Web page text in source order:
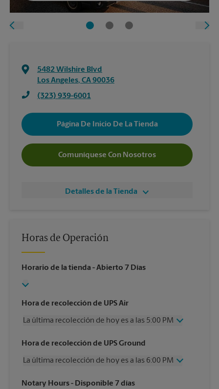
5482 Wilshire Blvd
Los Angeles, CA90036
(323) 939-6001
Página De Inicio De La Tienda
Comuníquese Con Nosotros
Detalles de la Tienda
Horas de Operación
Horario de la tienda - Abierto 7 Días
Hora de recolección de UPS Air
La última recolección de hoy es a las 5:00 PM
Miércoles
5:00 PM
Viernes
5:00 PM
Domingo
Sin Recolección
Hora de recolección de UPS Ground
La última recolección de hoy es a las 6:00 PM
Miércoles
6:00 PM
Notary Hours- Disponible 7 días